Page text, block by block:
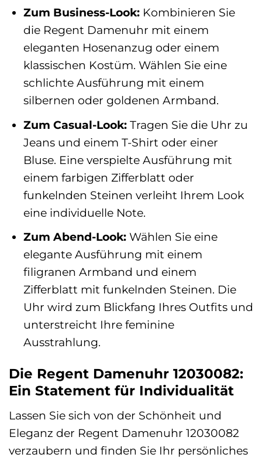
Zum Business-Look:Kombinieren Sie
die Regent Damenuhr mit einem
eleganten Hosenanzug oder einem
klassischen Kostüm. Wählen Sie eine
schlichte Ausführung mit einem
silbernen oder goldenen Armband.
Zum Casual-Look:Tragen Sie die Uhr zu
Jeans und einem T-Shirt oder einer
Bluse. Eine verspielte Ausführung mit
einem farbigen Zifferblatt oder
funkelnden Steinen verleiht Ihrem Look
eine individuelle Note.
Zum Abend-Look:Wählen Sie eine
elegante Ausführung mit einem
filigranen Armband und einem
Zifferblatt mit funkelnden Steinen. Die
Uhr wird zum Blickfang Ihres Outfits und
unterstreicht Ihre feminine
Ausstrahlung.
Die Regent Damenuhr 12030082:
Ein Statement für Individualität
Lassen Sie sich von der Schönheit und
Eleganz der Regent Damenuhr 12030082
verzaubern und finden Sie Ihr persönliches